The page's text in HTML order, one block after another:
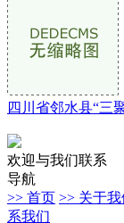
四川省邻水县“三
欢迎与我们联系
导航
>> 首页 >> 关于我
系我们